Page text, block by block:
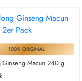
100% ORIGINAL
Ginseng Macun 240 g